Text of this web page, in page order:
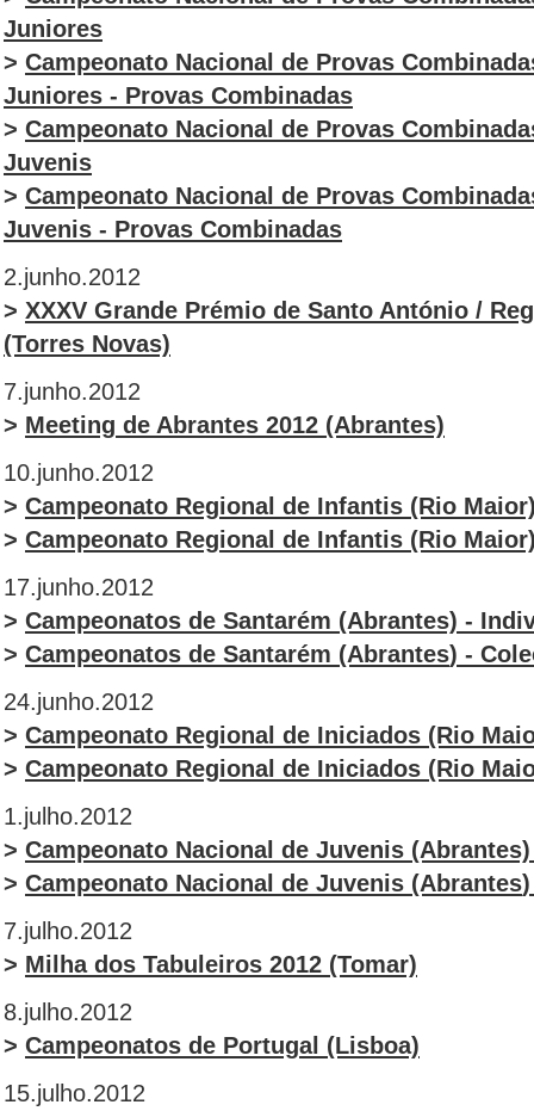
Juniores
> Campeonato Nacional de Provas
Juniores - Provas Combinadas
> Campeonato Nacional de Provas
Juvenis
> Campeonato Nacional de Provas
Juvenis - Provas Combinadas
2.junho.2012
> XXXV Grande Prémio de Santo António /
(Torres Novas)
7.junho.2012
> Meeting de Abrantes 2012 (Abrantes)
10.junho.2012
> Campeonato Regional de Infantis (Rio
> Campeonato Regional de Infantis (Rio
17.junho.2012
> Campeonatos de Santarém (Abrantes) -
> Campeonatos de Santarém (Abrantes) -
24.junho.2012
> Campeonato Regional de Iniciados (Rio
> Campeonato Regional de Iniciados (Rio
1.julho.2012
> Campeonato Nacional de Juvenis
> Campeonato Nacional de Juvenis (Abrantes
7.julho.2012
> Milhados Tabuleiros 2012 (Tomar)
8.julho.2012
> Campeonatos de Portugal (Lisboa)
15.julho.2012